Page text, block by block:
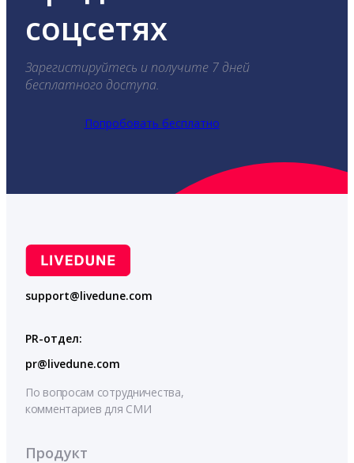
соцсетях
Зарегистируйтесь и получите 7 дней
бесплатного доступа.
Попробовать бесплатно
support@livedune.com
PR-отдел:
pr@livedune.com
По вопросам сотрудничества,
комментариев для СМИ
Продукт